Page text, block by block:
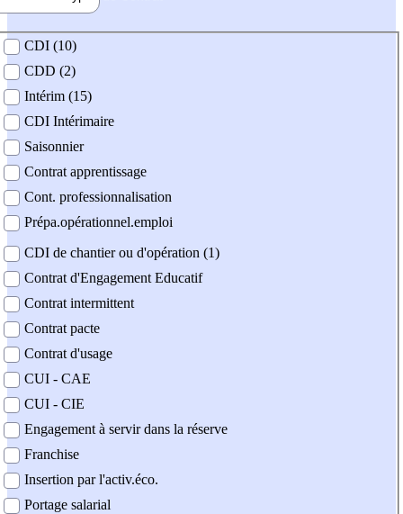
contrat
CDI (10)
CDD (2)
Intérim (15)
CDI Intérimaire
Saisonnier
Contrat apprentissage
Cont. professionnalisation
Prépa.opérationnel.emploi
CDI de chantier ou d'opération (1)
Contrat d'Engagement Educatif
Contrat intermittent
Contrat pacte
Contrat d'usage
CUI - CAE
CUI - CIE
Engagement à servir dans la réserve
Franchise
Insertion par l'activ.éco.
Portage salarial